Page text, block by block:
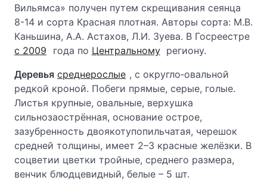
Вильямса» получен путем скрещивания сеянца
8-14 и сорта Красная плотная. Авторы сорта: М.В.
Каньшина, А.А. Астахов, Л.И. Зуева. В Госреестре
с 2009
года по Центральному региону.
Деревья среднерослые , с округло‑овальной
редкой кроной. Побеги прямые, серые, голые.
Листья крупные, овальные, верхушка
сильнозаострённая, основание острое,
зазубренность двоякотупопильчатая, черешок
средней толщины, имеет 2–3 красные желёзки. В
соцветии цветки тройные, среднего размера,
венчик блюдцевидный, белые – 5 шт.